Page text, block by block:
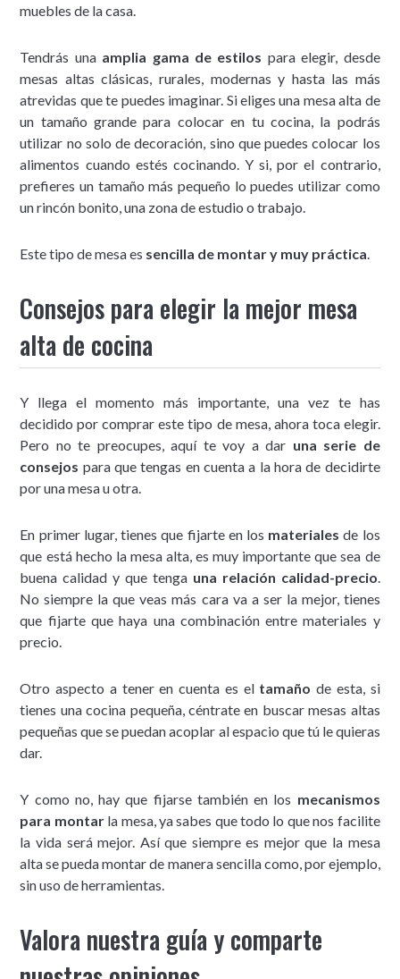
muebles de la casa.
Tendrás una amplia gama de estilos para elegir, desde
mesas altas clásicas, rurales, modernas y hasta las más
atrevidas que te puedes imaginar. Si eliges una mesa alta de
un tamaño grande para colocar en tu cocina, la podrás
utilizar no solo de decoración, sino que puedes colocar los
alimentos cuando estés cocinando. Y si, por el contrario,
prefieres un tamaño más pequeño lo puedes utilizar como
un rincón bonito, una zona de estudio o trabajo.
Este tipo de mesa es sencilla de montar y muy práctica.
Consejos para elegir la mejor mesa
alta de cocina
Y llega el momento más importante, una vez te has
decidido por comprar este tipo de mesa, ahora toca elegir.
Pero no te preocupes, aquí te voy a dar una serie de
consejos para que tengas en cuenta a la hora de decidirte
por una mesa u otra.
En primer lugar, tienes que fijarte en los materiales de los
que está hecho la mesa alta, es muy importante que sea de
buena calidad y que tenga una relación calidad-precio.
No siempre la que veas más cara va a ser la mejor, tienes
que fijarte que haya una combinación entre materiales y
precio.
Otro aspecto a tener en cuenta es el tamaño de esta, si
tienes una cocina pequeña, céntrate en buscar mesas altas
pequeñas que se puedan acoplar al espacio que tú le quieras
dar.
Y como no, hay que fijarse también en los mecanismos
para montarla mesa, ya sabes que todo lo que nos facilite
la vida será mejor. Así que siempre es mejor que la mesa
alta se pueda montar de manera sencilla como, por ejemplo,
sin uso de herramientas.
Valora nuestra guía y comparte